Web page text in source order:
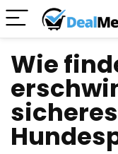
Wie
sicheres